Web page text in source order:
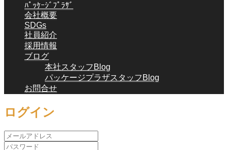
ﾊﾟｯｹｰｼﾞﾌﾟﾗｻﾞ
会社概要
SDGs
社員紹介
採用情報
ブログ
本社スタッフBlog
パッケージプラザスタッフBlog
お問合せ
ログイン